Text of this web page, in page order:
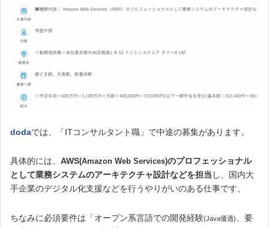
dodaでは、「ITコンサルタント職」で中途の募集があります。
具体的には、 AWS(Amazon Web Services)のプロフェッショナル
として業務システムのアーキテクチャ設計などを担当 し、国内大
手企業のデジタル化支援などを行うやりがいのある仕事です。
ちなみに必須要件は「オープン系言語での開発経験(Java優遇)
、要